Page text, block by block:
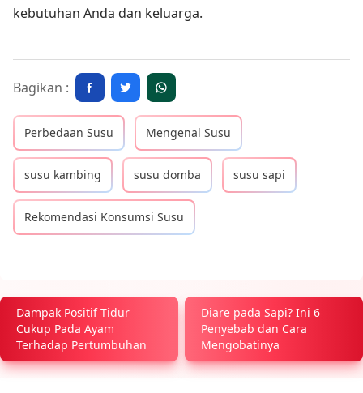
kebutuhan Anda dan keluarga.
Bagikan :
Perbedaan Susu Mengenal Susu
susu kambing susu domba susu sapi
Rekomendasi Konsumsi Susu
Dampak Positif Tidur
Cukup Pada Ayam
Terhadap Pertumbuhan
Diare pada Sapi? Ini 6
Penyebab dan Cara
Mengobatinya